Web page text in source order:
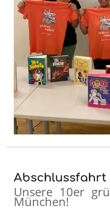
Abschlussfahrt
Unsere 10er
München!